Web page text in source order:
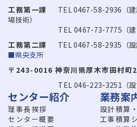
工務第一課
TEL 0467-58-2936（
場技術）
TEL 0467-73-7775（建設発
工務第二課
TEL 0467-58-2935（設
■県央支所
〒243-0016 神奈川県厚木市田村町
TEL 046-223-3251（設計積
センター紹介
理事長挨拶
センター概要
業務案
設計積算
工事積算